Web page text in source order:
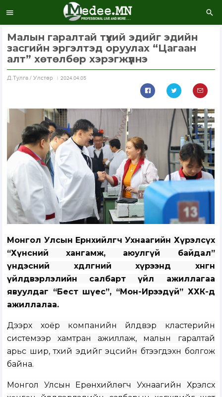
Малын гаралтай түүхий эдийг эдийн
засгийн эргэлтэд оруулах “Цагаан
алт” хөтөлбөр хэрэгжүүлнэ
Д.Тулга / Улстөр 2024.04.05
Монгол Улсын Ерөнхийлөгч Ухнаагийн Хүрэлсүх
“Хүнсний хангамж, аюулгүй байдал”
үндэсний хөдөлгөөний хүрээнд хөнгөн
үйлдвэрлэлийн салбарт үйл ажиллагаа
явуулдаг “Бест шүес”, “Мон-Ирээдүй” ХХК-д
ажиллалаа.
Дээрх хоёр компанийн үйлдвэр кластерийн
системээр хамтран ажиллаж, малын гаралтай
арьс шир, түүхий эдийг эцсийн бүтээгдэхүүн болгож
байна.
Монгол Улсын Ерөнхийлөгч Ухнаагийн Хүрэлсүх